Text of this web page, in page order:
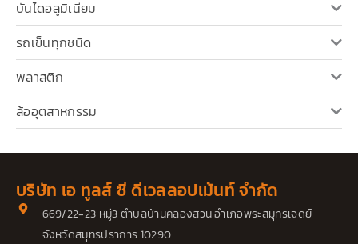
บันไดอลูมิเนียม
รถเข็นทุกชนิด
พลาสติก
ล้ออุตสาหกรรม
บริษัท เอ ทูลส์ ซี ดีเวลลอปเม้นท์ จำกัด
669/22-23 หมู่3 ตำบลบ้านคลองสวน อำเภอพระสมุทรเจดีย์
จังหวัดสมุทรปราการ 10290